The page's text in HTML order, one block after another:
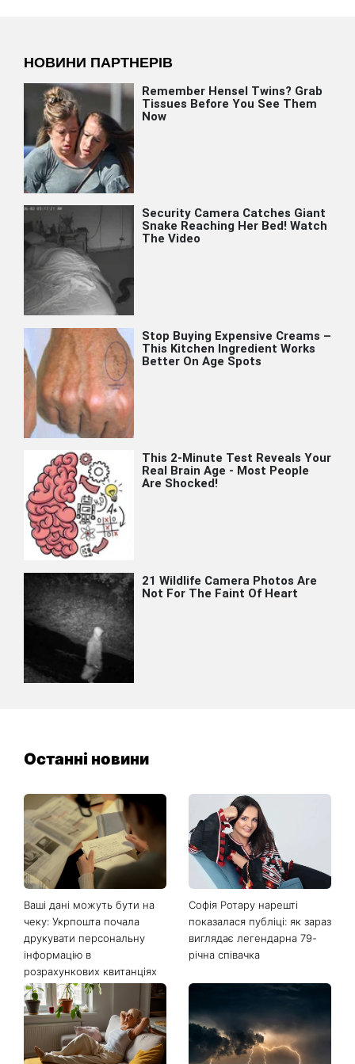
Останні новини
Ваші дані можуть бути на
чеку: Укрпошта почала
друкувати персональну
інформацію в
розрахункових квитанціях
Софія Ротару нарешті
показалася публіці: як зараз
виглядає легендарна 79-
річна співачка